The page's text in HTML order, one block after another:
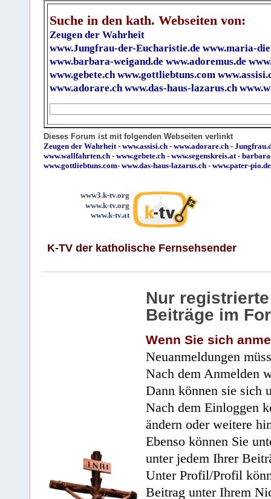
Suche in den kath. Webseiten von:
Zeugen der Wahrheit
www.Jungfrau-der-Eucharistie.de www.maria-
www.barbara-weigand.de www.adoremus.de
www.gebete.ch www.gottliebtuns.com
www.adorare.ch www.das-haus-lazarus.ch
Dieses Forum ist mit folgenden Webseiten verlinkt
Zeugen der Wahrheit - www.assisi.ch - www.adorare.ch -
www.wallfahrten.ch - www.gebete.ch - www.segenskreis.at -
www.gottliebtuns.com- www.das-haus-lazarus.ch - www.pater-pio.de
www3.k-tv.org
www.k-tv.org
www.k-tv.at
K-TV der katholische Fernsehsender
Nur
Beiträge im
Wenn Sie sich
Neuanmeldungen
Nach dem Anmelden
Dann können sie sich
Nach dem Einloggen
ändern oder weitere
Ebenso können Sie
unter jedem Ihrer
Unter Profil/Profil
Beitrag unter Ihrem